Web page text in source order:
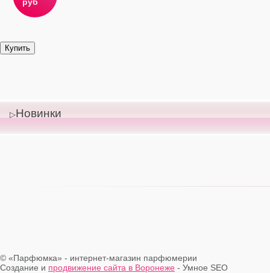
руб
Новинки
© «Парфюмка» - интернет-магазин парфюмерии
Создание и продвижение сайта в Воронеже - Умное SEO